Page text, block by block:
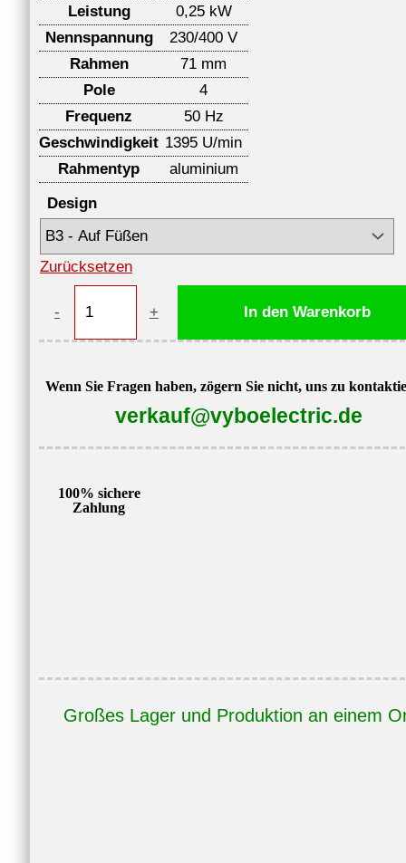
Leistung
0,25 kW
Nennspannung
230/400 V
Rahmen
71 mm
Pole
4
Frequenz
50 Hz
Geschwindigkeit 1395 U/min
Rahmentyp
aluminium
Design
Zurücksetzen
-
mit
Bremse
0,25
1395
+ In den Warenkorb
Wenn Sie Fragen haben, zögern Sie nicht, uns zu
verkauf@vyboelectric.de
100% sichere
Zahlung
Großes Lager und Produktion an einem